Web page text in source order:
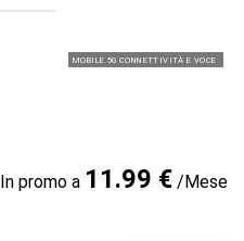
MOBILE 5G CONNETTIVITÀ E VOCE
In promo a 11.99 €/Mese